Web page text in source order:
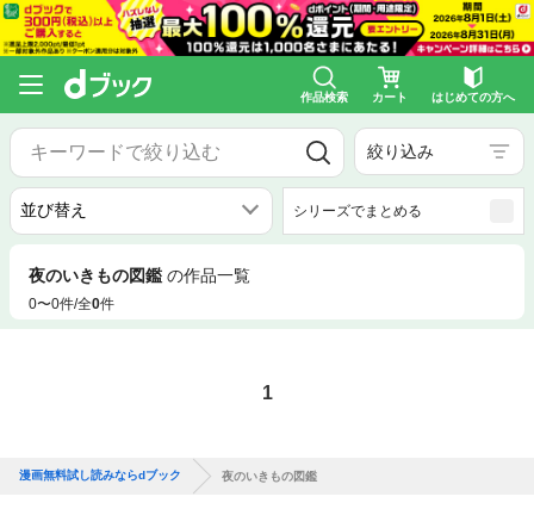
作品検索 カート はじめての方へ
絞り込み
シリーズでまとめる
夜のいきもの図鑑 の作品一覧
0〜0件/全0件
1
漫画無料試し読みならdブック 夜のいきもの図鑑